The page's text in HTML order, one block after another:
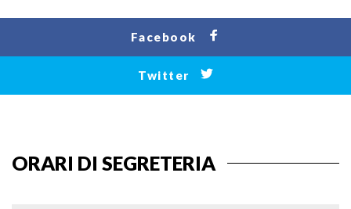
Facebook
Twitter
ORARI DI SEGRETERIA